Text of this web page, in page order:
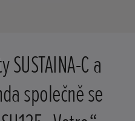
C a
společně se